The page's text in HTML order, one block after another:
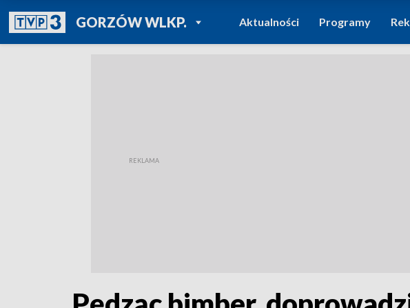
GORZÓW WLKP.POWRÓT DO
TVP REGIONY
Aktualności Programy